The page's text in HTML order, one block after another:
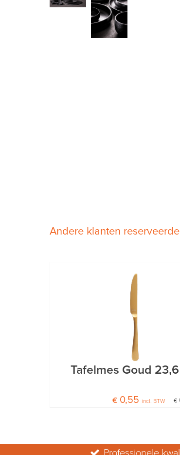
Andere klanten
Tafelmes Goud
€
€ 0,55 incl. BTW
Professionele